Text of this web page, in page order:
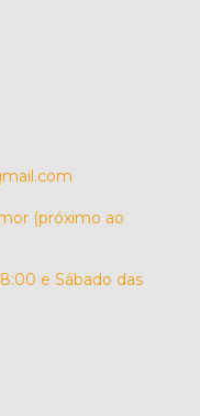
(próximo ao
e Sábado das